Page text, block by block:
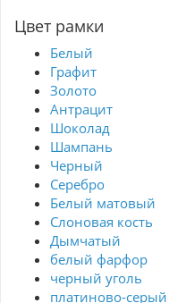
Цвет рамки
Белый
Графит
Золото
Антрацит
Шоколад
Шампань
Черный
Серебро
Белый матовый
Слоновая кость
Дымчатый
белый фарфор
черный уголь
платиново-серый